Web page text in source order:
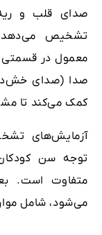
صدای قلب و
تشخیص
معمول در قسمتی
صدا (صدای
کمک می‌کند تا
آزمایش‌های
توجه سن
متفاوت است.
می‌شود، شامل